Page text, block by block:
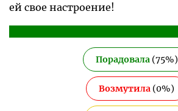
ей свое настроение!
Порадовала(75%)
Возмутила (0%)